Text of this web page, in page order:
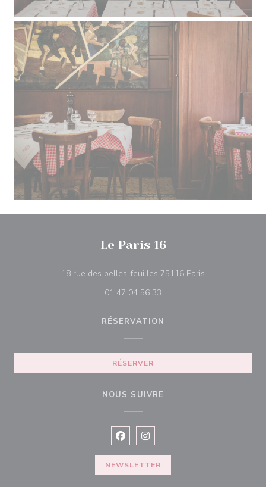
Le Paris 16
18 rue des belles-feuilles 75116 Paris
01 47 04 56 33
RÉSERVATION
RÉSERVER
NOUS SUIVRE
Facebook ((ouvre une nouvelle
Instagram ((ouvre une
NEWSLETTER